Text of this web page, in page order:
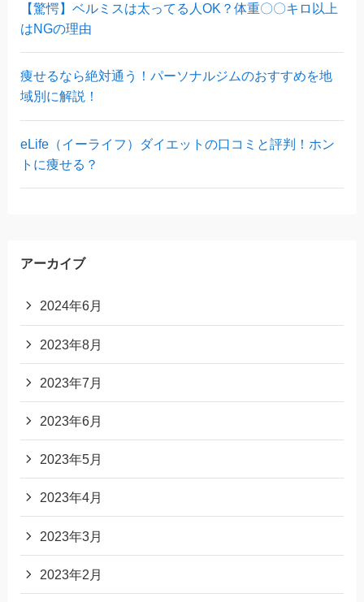
【驚愕】ベルミスは太ってる人OK？体重〇〇キロ以上
はNGの理由
痩せるなら絶対通う！パーソナルジムのおすすめを地
域別に解説！
eLife（イーライフ）ダイエットの口コミと評判！ホン
トに痩せる？
アーカイブ
2024年6月
2023年8月
2023年7月
2023年6月
2023年5月
2023年4月
2023年3月
2023年2月